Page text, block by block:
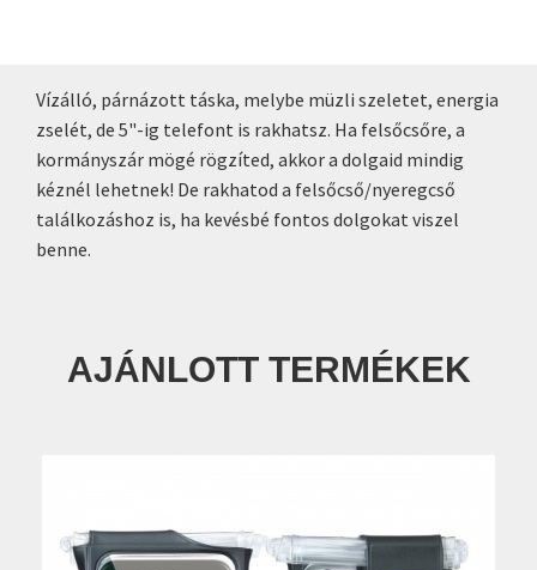
Vízálló, párnázott táska, melybe müzli szeletet, energia
zselét, de 5"-ig telefont is rakhatsz. Ha felsőcsőre, a
kormányszár mögé rögzíted, akkor a dolgaid mindig
kéznél lehetnek! De rakhatod a felsőcső/nyeregcső
találkozáshoz is, ha kevésbé fontos dolgokat viszel
benne.
AJÁNLOTT TERMÉKEK